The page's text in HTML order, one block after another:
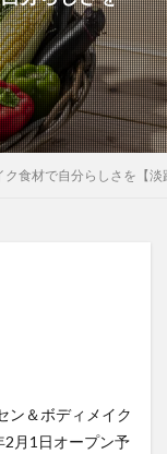
ク食材で自分らしさを【
ン＆ボディメイク
月1日オープン予